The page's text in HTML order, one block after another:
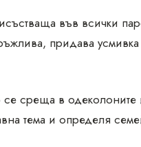
във всички
придава
се среща в
тема и определя